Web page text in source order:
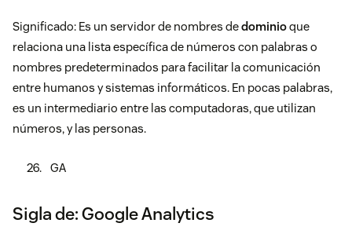
Significado: Es un servidor de nombres dedominioque
relaciona una lista específica de números con palabras o
nombres predeterminados para facilitar la comunicación
entre humanos y sistemas informáticos. En pocas palabras,
es un intermediario entre las computadoras, que utilizan
números, y las personas.
GA
Sigla de: Google Analytics